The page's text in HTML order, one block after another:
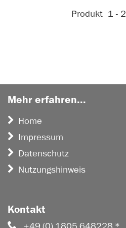
Aktive Filter:
Produkt 1 - 2
Mehr erfahren...
Home
Impressum
Datenschutz
Nutzungshinweis
Kontakt